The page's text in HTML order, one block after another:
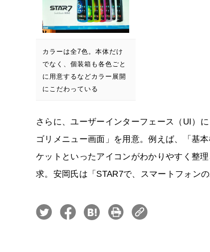
カラーは全7色。本体だけ
でなく、個装箱も各色ごと
に用意するなどカラー展開
にこだわっている
さらに、ユーザーインターフェース（UI）
ゴリメニュー画面」を用意。例えば、「基
ケットといったアイコンがわかりやすく整
求。安岡氏は「STAR7で、スマートフォン